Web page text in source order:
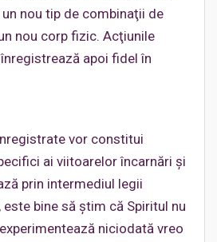
nou tip de combinaţii de
nou corp fizic. Acţiunile
apoi fidel în
vor constitui
ai viitoarelor încarnări şi
prin intermediul legii
este bine să ştim că Spiritul nu
niciodată vreo